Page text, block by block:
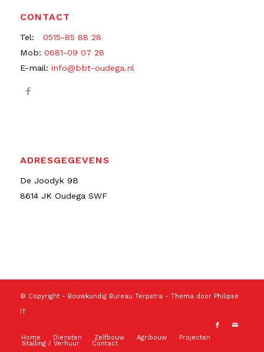
CONTACT
Tel: 0515-85 88 28
Mob: 0681-09 07 28
E-mail: info@bbt-oudega.nl
ADRESGEGEVENS
De Joodyk 9B
8614 JK Oudega SWF
© Copyright - Bouwkundig Bureau Terpstra- Thema door Philipse
IT
Home Diensten Zelfbouw Agribouw Projecten
Stalling / Verhuur Contact